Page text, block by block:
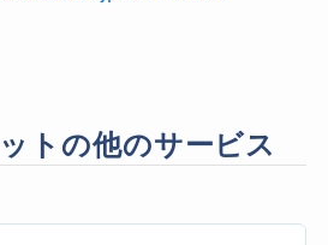
トの他のサービス